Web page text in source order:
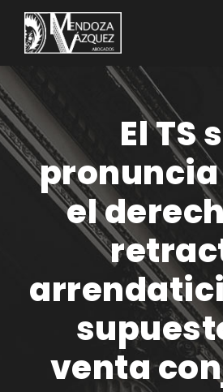
El TS
el
venta